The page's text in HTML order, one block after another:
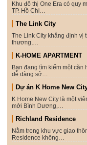
Khu đô thị One Era có quy
TP. Hồ Chí…
The Link City
The Link City khẳng định vị
thương,…
K-HOME APARTMENT
Bạn đang tìm kiếm một
dễ dàng sở…
Dự án K Home New
K Home New City là một
mới Bình Dương,…
Richland Residence
Nằm trong khu vực giao
Residence không…